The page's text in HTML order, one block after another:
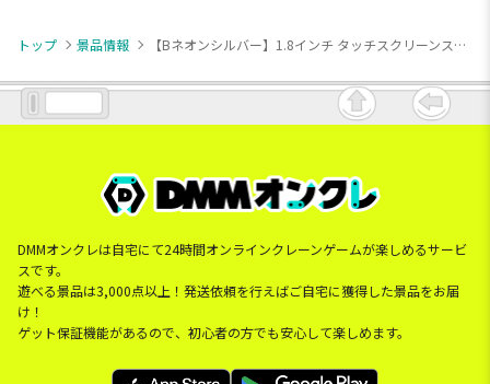
トップ 景品情報 【Bネオンシルバー】1.8インチ タッチスクリーンスマートウォッチ stella
DMMオンクレは自宅にて24時間オンラインクレーンゲームが楽しめるサービ
スです。
遊べる景品は3,000点以上！発送依頼を行えばご自宅に獲得した景品をお届
け！
ゲット保証機能があるので、初心者の方でも安心して楽しめます。